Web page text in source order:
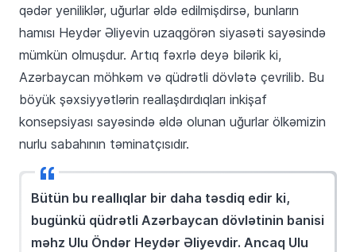
qədər yeniliklər, uğurlar əldə edilmişdirsə, bunların
hamısı Heydər Əliyevin uzaqgörən siyasəti sayəsində
mümkün olmuşdur. Artıq fəxrlə deyə bilərik ki,
Azərbaycan möhkəm və qüdrətli dövlətə çevrilib. Bu
böyük şəxsiyyətlərin reallaşdırdıqları inkişaf
konsepsiyası sayəsində əldə olunan uğurlar ölkəmizin
nurlu sabahının təminatçısıdır.
Bütün bu reallıqlar bir daha təsdiq edir ki,
bugünkü qüdrətli Azərbaycan dövlətinin banisi
məhz Ulu Öndər Heydər Əliyevdir. Ancaq Ulu